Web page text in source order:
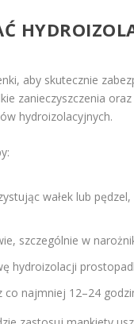
aby skutecznie
zanieczyszczenia
hydroizolacyjnych.
wałek lub
szczególnie w
hydroizolacji
co najmniej 12–24